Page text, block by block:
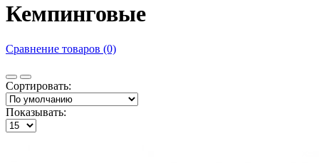
Кемпинговые
Сравнение товаров (0)
Сортировать:
Показывать: